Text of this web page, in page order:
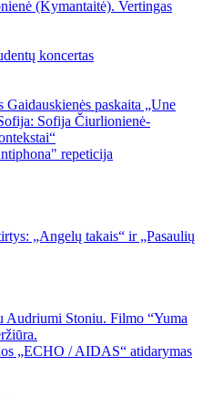
(Kymantaitė). Vertingas
koncertas
paskaita „Une
Sofija Čiurlionienė-
repeticija
„Angelų takais“ ir „Pasaulių
Audriumi Stoniu. Filmo “Yuma
„ECHO / AIDAS“ atidarymas